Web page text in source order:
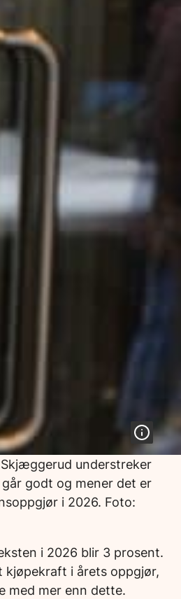
understreker
godt og mener det er
i 2026. Foto:
i 2026 blir 3 prosent.
kjøpekraft i årets oppgjør,
med mer enn dette.